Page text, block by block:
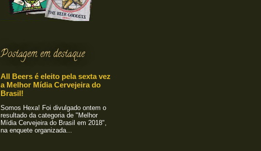
Postagem em destaque
All Beers é eleito pela sexta vez
a Melhor Mídia Cervejeira do
Brasil!
Somos Hexa! Foi divulgado ontem o
resultado da categoria de "Melhor
Mídia Cervejeira do Brasil em 2018",
na enquete organizada...